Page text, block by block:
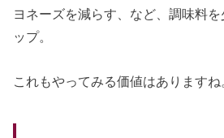
ヨネーズを減らす、など、調味料
ップ。
これもやってみる価値はありますね